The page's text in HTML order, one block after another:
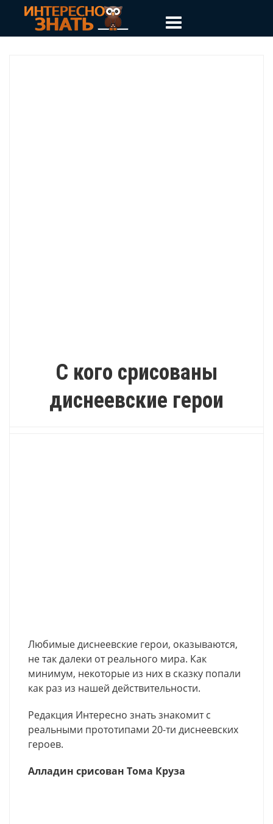
С кого срисованы
диснеевские герои
Любимые диснеевские герои, оказываются,
не так далеки от реального мира. Как
минимум, некоторые из них в сказку попали
как раз из нашей действительности.
Редакция Интересно знать знакомит с
реальными прототипами 20-ти диснеевских
героев.
Алладин срисован Тома Круза